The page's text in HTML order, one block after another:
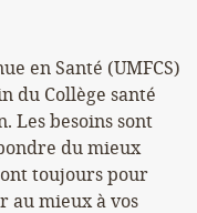
en Santé (UMFCS)
du Collège santé
Les besoins sont
du mieux
toujours pour
au mieux à vos